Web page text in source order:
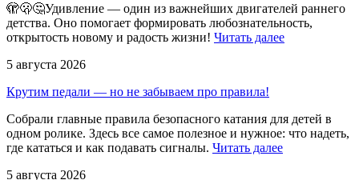
🫣🫢🤔Удивление — один из важнейших двигателей раннего
детства. Оно помогает формировать любознательность,
открытость новому и радость жизни! Читать далее
5 августа 2026
Крутим педали — но не забываем про правила!
Собрали главные правила безопасного катания для детей в
одном ролике. Здесь все самое полезное и нужное: что надеть,
где кататься и как подавать сигналы. Читать далее
5 августа 2026